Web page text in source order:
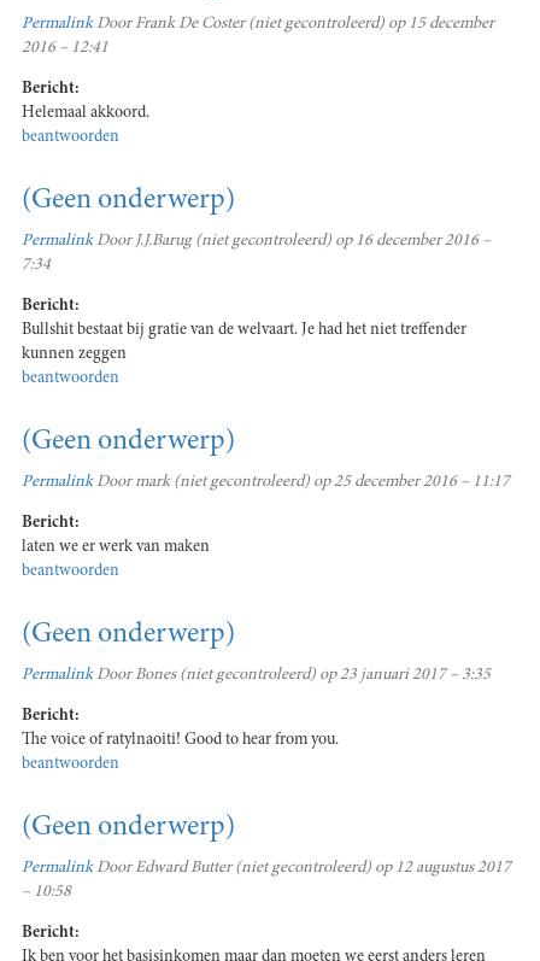
PermalinkDoorFrank De Coster (niet gecontroleerd) op 15 december
2016 – 12:41
Bericht:
Helemaal akkoord.
beantwoorden
(Geen onderwerp)
PermalinkDoorJ.J.Barug (niet gecontroleerd) op 16 december 2016 –
7:34
Bericht:
Bullshit bestaat bij gratie van de welvaart. Je had het niet treffender
kunnen zeggen
beantwoorden
(Geen onderwerp)
PermalinkDoormark (niet gecontroleerd) op 25 december 2016 – 11:17
Bericht:
laten we er werk van maken
beantwoorden
(Geen onderwerp)
PermalinkDoorBones (niet gecontroleerd) op 23 januari 2017 – 3:35
Bericht:
The voice of ratylnaoiti! Good to hear from you.
beantwoorden
(Geen onderwerp)
PermalinkDoorEdward Butter (niet gecontroleerd) op 12 augustus 2017
– 10:58
Bericht:
Ik ben voor het basisinkomen maar dan moeten we eerst anders leren